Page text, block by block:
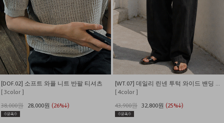
[DOF.02] 소프트 와플 니트 반팔 티셔츠
[ 3color ]
38,000원
28,000원 (26%↓)
[ 4color ]
43,900원 32,800원 (25%↓)